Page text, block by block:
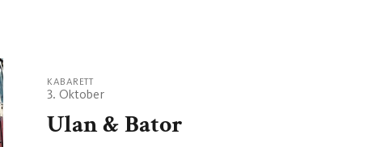
KABARETT
3. Oktober
Ulan & Bator